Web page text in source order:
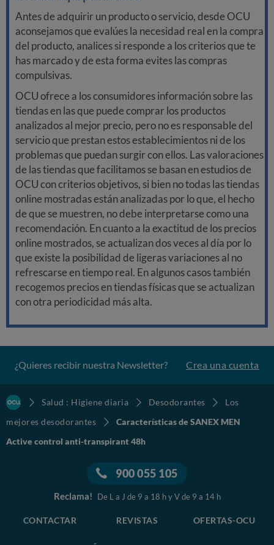
Antes de adquirir un producto o servicio, desde OCU
aconsejamos que evalúes la necesidad real en la compra
del producto, analices si responde a los criterios que te
has marcado y de esta forma evites las compras
compulsivas.
OCU ofrece a los consumidores información sobre las
tiendas en las que puede comprar los productos
analizados al mejor precio, pero no es responsable del
servicio que prestan estos establecimientos ni de los
problemas que puedan surgir con ellos. Las valoraciones
de las tiendas que facilitamos se basan en estudios de
OCU con criterios objetivos, si bien no todas las tiendas
online mostradas están analizadas por lo que, el hecho
de que se muestren, no debe interpretarse como una
recomendación. En cuanto a la exactitud de los precios
online mostrados, se actualizan dos veces al día por lo
que existe la posibilidad de ligeras variaciones al no
refrescarse en tiempo real. En algunos casos también
recogemos precios en tiendas físicas que se actualizan
con otra periodicidad más alta.
¿Quieres recibir nuestra Newsletter? Crea una cuenta
Salud : Higiene diaria Desodorantes
Los
mejores desodorantes
Características de SANEX MEN
Active control anti-transpirant 48h
900 055 105
Reclama! De L a J de 9 a 18 h y V de 9 a 14 h
CONTACTAR REVISTAS OFERTAS-OCU